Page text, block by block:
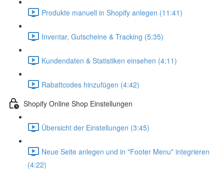
Produkte manuell in Shopify anlegen (11:41)
Inventar, Gutscheine & Tracking (5:35)
Kundendaten & Statistiken einsehen (4:11)
Rabattcodes hinzufügen (4:42)
Shopify Online Shop Einstellungen
Übersicht der Einstellungen (3:45)
Neue Seite anlegen und in "Footer Menu" integrieren
(4:22)